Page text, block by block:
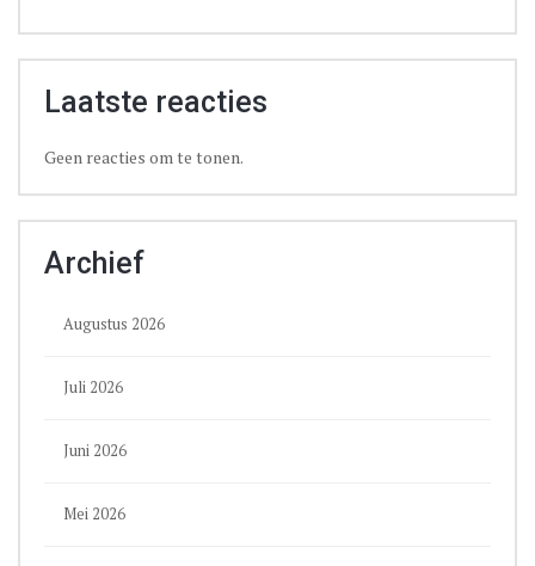
Laatste reacties
Geen reacties om te tonen.
Archief
Augustus 2026
Juli 2026
Juni 2026
Mei 2026